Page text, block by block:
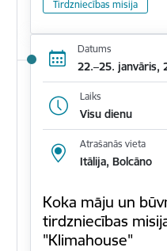
Tirdzniecības misija
Datums
22.–25. janvāris,
Laiks
Visu dienu
Atrašanās vieta
Itālija, Bolcāno
Koka māju un
tirdzniecības
"Klimahouse"